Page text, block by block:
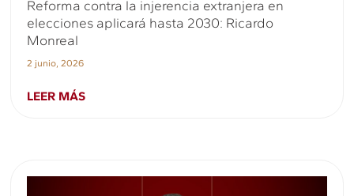
Reforma contra la injerencia extranjera en
elecciones aplicará hasta 2030: Ricardo
Monreal
2 junio, 2026
LEER MÁS